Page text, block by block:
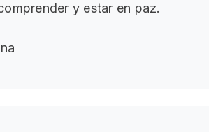
y estar en paz.